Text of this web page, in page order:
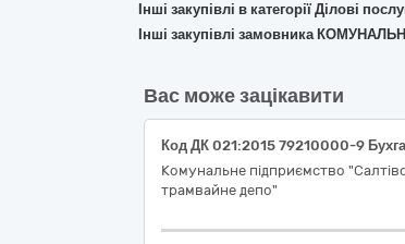
Інші закупівлі в категорії Ділові
Інші закупівлі замовника
Вас може зацікавити
Комунальне підприємство
трамвайне депо"